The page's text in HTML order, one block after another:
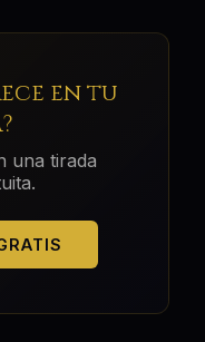
en tu
una tirada